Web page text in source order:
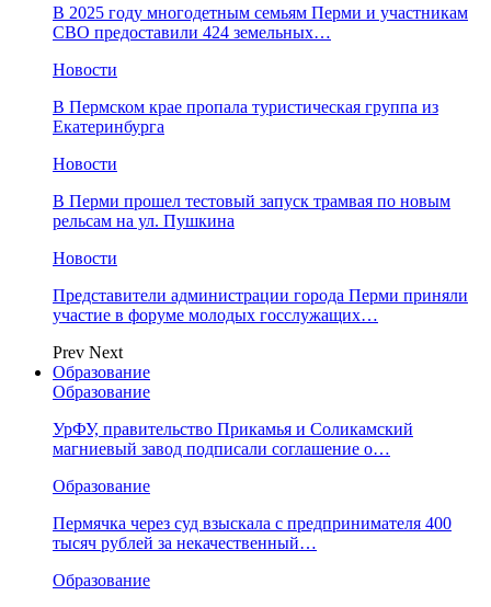
В 2025 году многодетным семьям Перми и участникам
СВО предоставили 424 земельных…
Новости
​В Пермском крае пропала туристическая группа из
Екатеринбурга
Новости
В Перми прошел тестовый запуск трамвая по новым
рельсам на ул. Пушкина
Новости
Представители администрации города Перми приняли
участие в форуме молодых госслужащих…
Prev Next
Образование
Образование
УрФУ, правительство Прикамья и Соликамский
магниевый завод подписали соглашение о…
Образование
Пермячка через суд взыскала с предпринимателя 400
тысяч рублей за некачественный…
Образование